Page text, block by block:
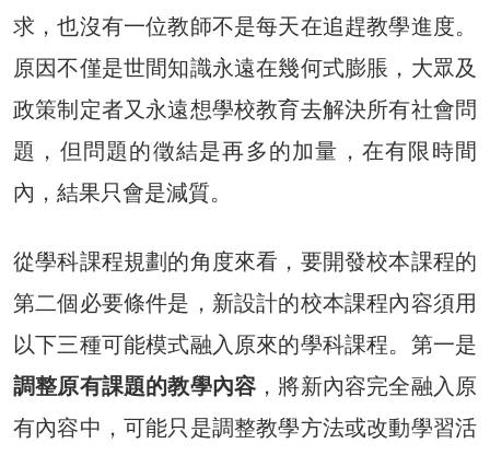
求，也沒有一位教師不是每天在追趕教學進度。
原因不僅是世間知識永遠在幾何式膨脹，大眾及
政策制定者又永遠想學校教育去解決所有社會問
題，但問題的徵結是再多的加量，在有限時間
內，結果只會是減質。
從學科課程規劃的角度來看，要開發校本課程的
第二個必要條件是，新設計的校本課程內容須用
以下三種可能模式融入原來的學科課程。第一是
調整原有課題的教學內容 ，將新內容完全融入原
有內容中，可能只是調整教學方法或改動學習活